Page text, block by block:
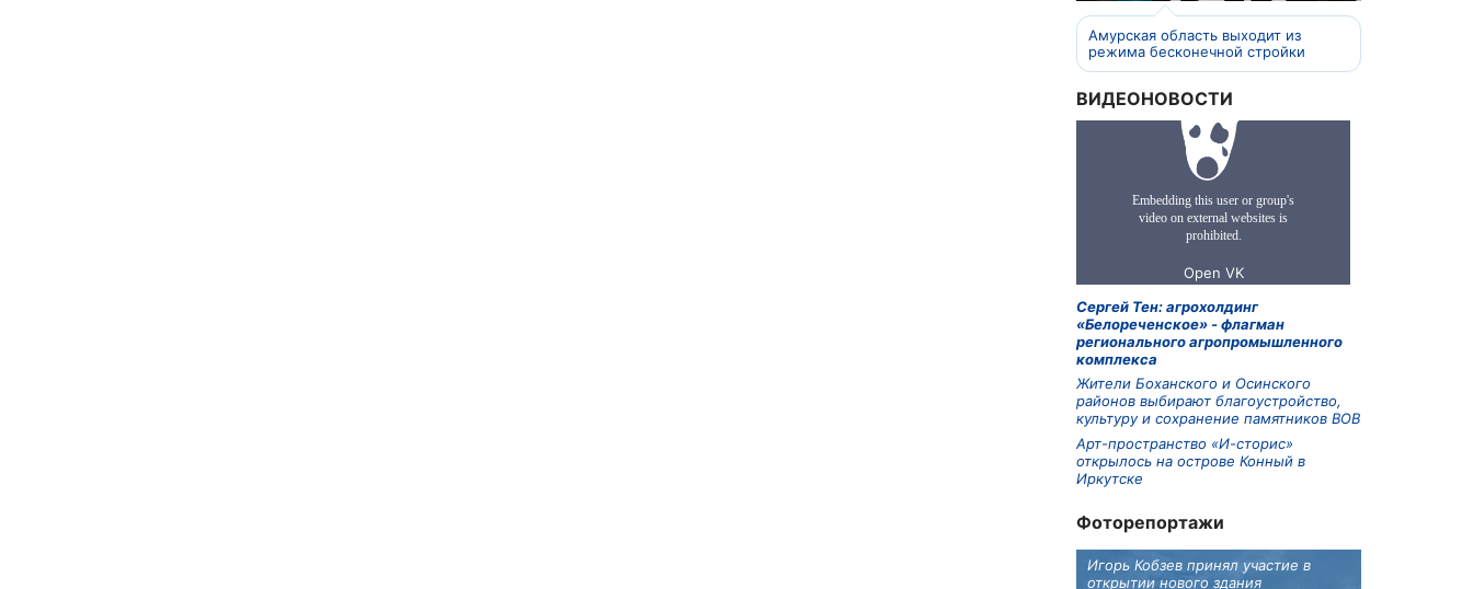
Амурская область выходит из
режима бесконечной стройки
ВИДЕОНОВОСТИ
Сергей Тен: агрохолдинг
«Белореченское» - флагман
регионального агропромышленного
комплекса
Жители Боханского и Осинского
районов выбирают благоустройство,
культуру и сохранение памятников ВОВ
Арт-пространство «И-сторис»
открылось на острове Конный в
Иркутске
Фоторепортажи
Игорь Кобзев принял участие в
открытии нового здания